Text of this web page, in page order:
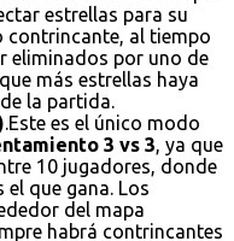
estrellas para su
al tiempo
eliminados por uno de
más estrellas haya
la partida.
.Este es el único modo
3 vs 3, ya que
10 jugadores, donde
el que gana. Los
del mapa
habrá contrincantes